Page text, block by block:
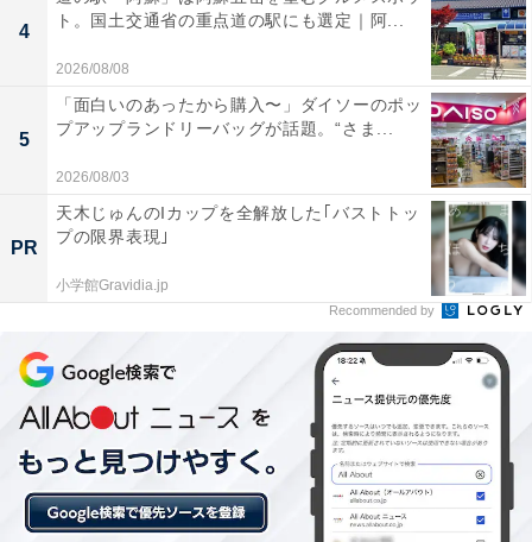
20日～2026年4月12日の宿泊不可 / 土 曜日の宿泊不可 /
楽天トラベルの「宿クーポン」とは？
4
ト。国土交通省の重点道の駅にも選定｜阿...
2026/08/08
5
「面白いのあったから購入〜」ダイソーのポッ
プアップランドリーバッグが話題。“さま...
2026/08/03
PR
天木じゅんのIカップを全解放した｢バストトッ
プの限界表現｣
小学館Gravidia.jp
Recommended by